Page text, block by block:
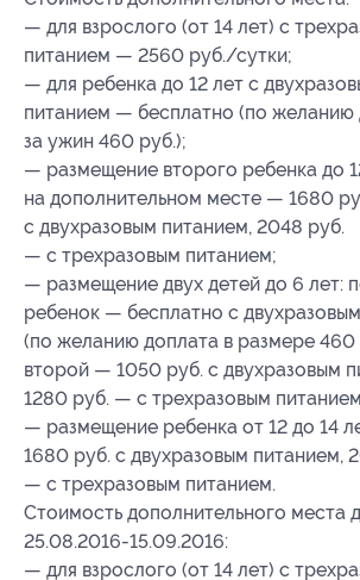
— для взрослого (от 14 лет) с
питанием — 2560 руб./сутки;
— для ребенка до 12 лет с
питанием — бесплатно (по желанию
за ужин 460 руб.);
— размещение второго ребенка до
на дополнительном месте — 1680
с двухразовым питанием, 2048 руб.
— с трехразовым питанием;
— размещение двух детей до 6 лет:
ребенок — бесплатно с
(по желанию доплата в размере 460
второй — 1050 руб. с двухразовым
1280 руб. — с трехразовым
— размещение ребенка от 12 до 14
1680 руб. с двухразовым питанием,
— с трехразовым питанием.
Стоимость дополнительного места
25.08.2016-15.09.2016:
— для взрослого (от 14 лет) с